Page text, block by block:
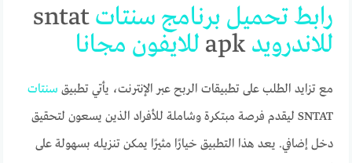
رابطتحميل برنامج سنتاتsntat
للاندرويدapk للايفون مجانا
مع تزايد الطلب على تطبيقات الربح عبر الإنترنت، يأتي تطبيق سنتات
SNTAT ليقدم فرصة مبتكرة وشاملة للأفراد الذين يسعون لتحقيق
دخل إضافي. يعد هذا التطبيق خيارًا مثيرًا يمكن تنزيله بسهولة على